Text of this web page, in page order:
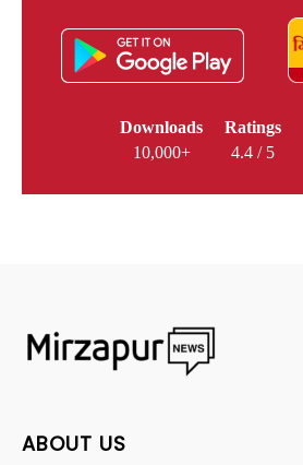
Downloads
10,000+
Ratings
4.4 / 5
ABOUT US